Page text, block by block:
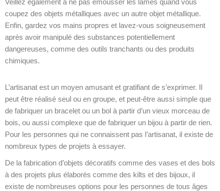
coupez des objets métalliques avec un autre objet métallique.
Enfin, gardez vos mains propres et lavez-vous soigneusement
après avoir manipulé des substances potentiellement
dangereuses, comme des outils tranchants ou des produits
chimiques.
L’artisanat est un moyen amusant et gratifiant de s’exprimer. Il
peut être réalisé seul ou en groupe, et peut-être aussi simple que
de fabriquer un bracelet ou un bol à partir d’un vieux morceau de
bois, ou aussi complexe que de fabriquer un bijou à partir de rien.
Pour les personnes qui ne connaissent pas l’artisanat, il existe de
nombreux types de projets à essayer.
De la fabrication d’objets décoratifs comme des vases et des bols
à des projets plus élaborés comme des kilts et des bijoux, il
existe de nombreuses options pour les personnes de tous âges